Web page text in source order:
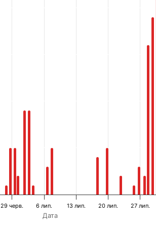
Дата
29 черв. 6 лип. 13 лип. 20 лип. 27 лип.